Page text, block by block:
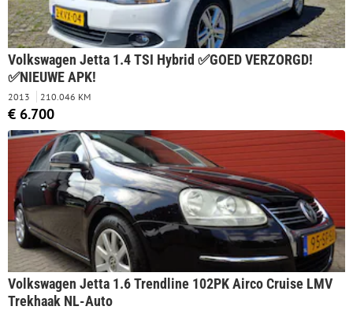
Volkswagen Jetta 1.4 TSI Hybrid ✅GOED VERZORGD!
✅NIEUWE APK!
2013 210.046 KM
€ 6.700
Volkswagen Jetta 1.6 Trendline 102PK Airco Cruise LMV
Trekhaak NL-Auto